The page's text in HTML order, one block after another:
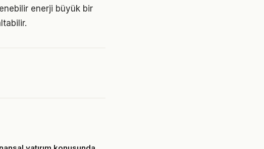
enerji büyük bir